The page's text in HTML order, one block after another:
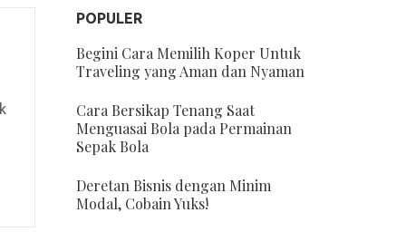
POPULER
Begini Cara Memilih Koper Untuk
Traveling yang Aman dan Nyaman
Cara Bersikap Tenang Saat
Menguasai Bola pada Permainan
Sepak Bola
Deretan Bisnis dengan Minim
Modal, Cobain Yuks!